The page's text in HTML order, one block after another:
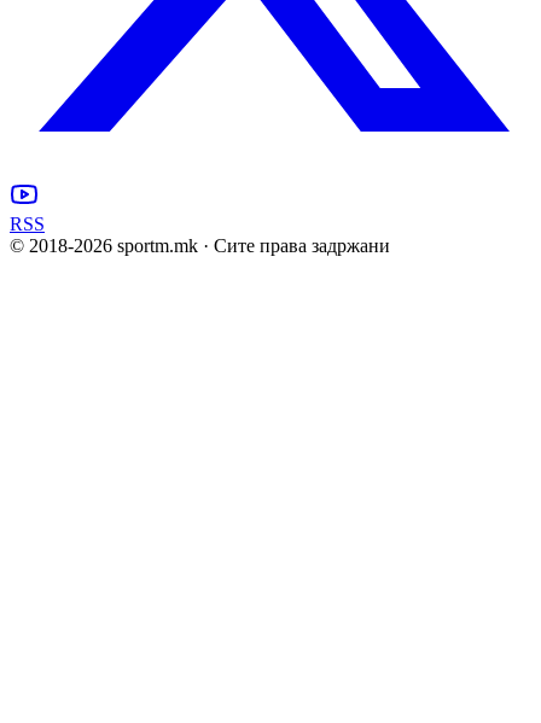
RSS
© 2018-2026 sportm.mk · Сите права задржани